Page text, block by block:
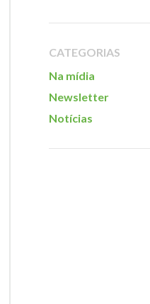
CATEGORIAS
Na mídia
Newsletter
Notícias